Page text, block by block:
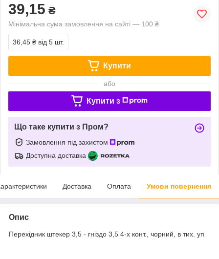
39,15 ₴
Мінімальна сума замовлення на сайті — 100 ₴
36,45 ₴ від 5 шт.
Купити
або
Купити з
Що таке купити з Пром?
Замовлення під захистом
Доступна доставка
Доставка Оплата Умови повернення
Опис
Перехідник штекер 3,5 - гніздо 3,5 4-х конт., чорний, в тих. уп